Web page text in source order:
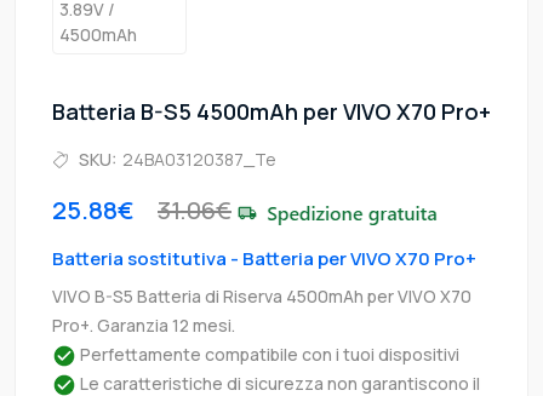
Batteria B-S5 4500mAh per VIVO X70 Pro+
SKU: 24BA03120387_Te
25.88€ 31.06€
Batteria sostitutiva - Batteria per VIVO X70 Pro+
VIVO B-S5 Batteria di Riserva 4500mAh per VIVO X70
Pro+. Garanzia 12 mesi.
Perfettamente compatibile con i tuoi dispositivi
Le caratteristiche di sicurezza non garantiscono il